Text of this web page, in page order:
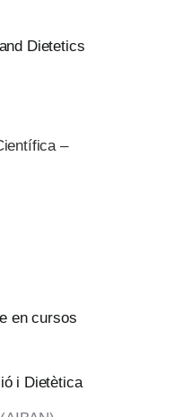
Dietetics
–
en cursos
i Dietètica